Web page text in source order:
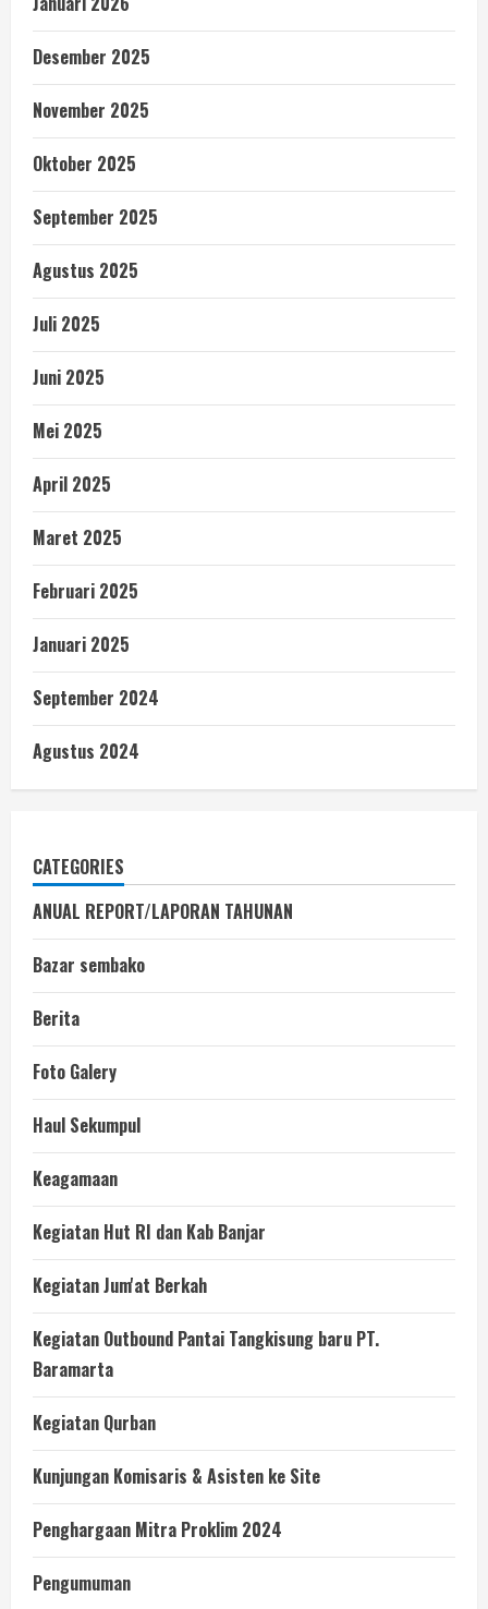
Desember 2025
November 2025
Oktober 2025
September 2025
Agustus 2025
Juli 2025
Juni 2025
Mei 2025
April 2025
Maret 2025
Februari 2025
Januari 2025
September 2024
Agustus 2024
CATEGORIES
ANUAL REPORT/LAPORAN TAHUNAN
Bazar sembako
Berita
Foto Galery
Haul Sekumpul
Keagamaan
Kegiatan Hut RI dan Kab Banjar
Kegiatan Jum'at Berkah
Kegiatan Outbound Pantai Tangkisung baru PT.
Baramarta
Kegiatan Qurban
Kunjungan Komisaris & Asisten ke Site
Penghargaan Mitra Proklim 2024
Pengumuman